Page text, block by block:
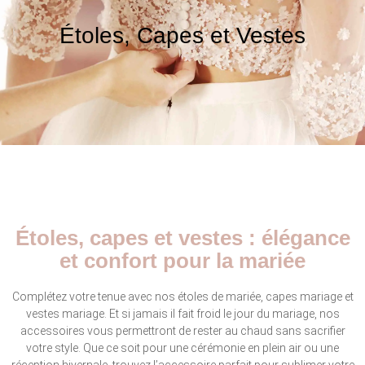
Étoles, Capes et Vestes
Étoles, capes et vestes : élégance
et confort pour la mariée
Complétez votre tenue avec nos étoles de mariée, capes mariage et
vestes mariage. Et si jamais il fait froid le jour du mariage, nos
accessoires vous permettront de rester au chaud sans sacrifier
votre style. Que ce soit pour une cérémonie en plein air ou une